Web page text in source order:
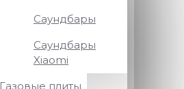
Саундбары
Саундбары
Xiaomi
Газовые плиты